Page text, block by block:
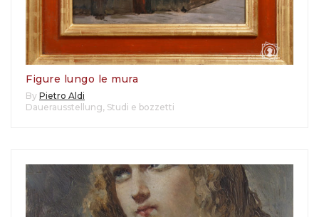
Figure lungo le mura
By Pietro Aldi
Dauerausstellung, Studi e bozzetti